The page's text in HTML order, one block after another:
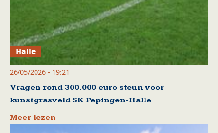
Halle
26/05/2026 - 19:21
Vragen rond 300.000 euro steun voor
kunstgrasveld SK Pepingen-Halle
Meer lezen